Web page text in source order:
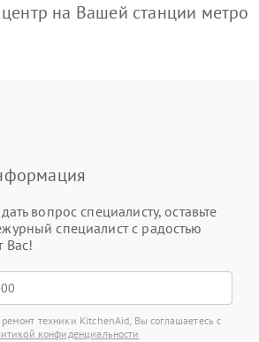
на Вашей станции метро
вопрос специалисту, оставьте
специалист с радостью
Вас!
техники KitchenAid, Вы соглашаетесь с
конфиденциальности